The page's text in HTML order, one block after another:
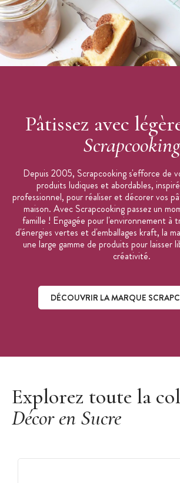
E153, E163, concentré de patate douce,
cerise. Peut contenir des trace de fruits à
œufs, lait graines de sésame, lupin, soja,
sulfites, céleri, moutarde.
À conserver dans un endroit frais et sec
Pâtissez avec
Scrapcooking
Depuis 2005, Scrapcooking s'efforce de
produits ludiques et abordables,
professionnel, pour réaliser et décorer vos
maison. Avec Scrapcooking passez un
famille ! Engagée pour l'environnement à
d'énergies vertes et d'emballages kraft, la
une large gamme de produits pour laisser
créativité.
DÉCOUVRIR LA MARQUE
Explorez toute la
Décor en Sucre